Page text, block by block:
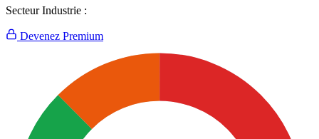
Secteur Industrie :
Devenez Premium